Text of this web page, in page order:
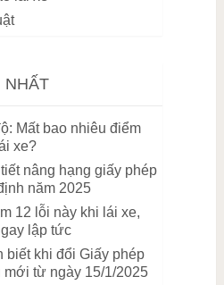
NHẤT
Mất bao nhiêu điểm
xe?
nâng hạng giấy phép
năm 2025
12 lỗi này khi lái xe,
lập tức
biết khi đổi Giấy phép
mới từ ngày 15/1/2025